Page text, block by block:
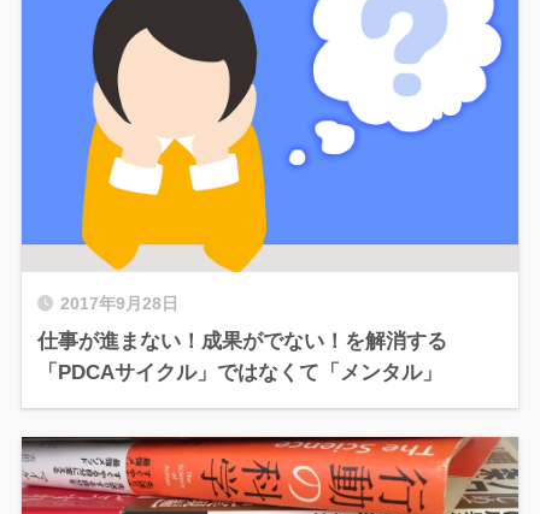
2017年9月28日
仕事が進まない！成果がでない！を解消する
「PDCAサイクル」ではなくて「メンタル」